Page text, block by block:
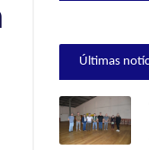
Últimas